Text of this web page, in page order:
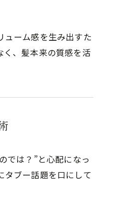
ューム感を生み出すた
、髪本来の質感を活
では？”と心配になっ
タブー話題を口にして